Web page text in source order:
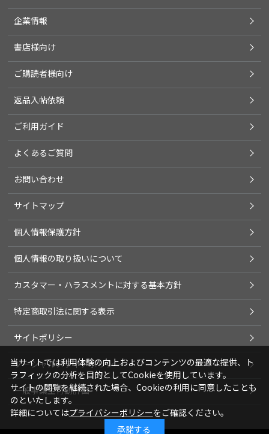
企業情報
書店様向け
ご購読者様向け
返品入帖依頼
ご利用ガイド
よくあるご質問
お問い合わせ
サイトマップ
個人情報保護方針
個人情報の取り扱いについて
カスタマー・ハラスメントに対する基本方針
特定商取引法に関する表示
サイトポリシー
ソーシャルメディアポリシー
一般事業主行動計画
当サイトでは利用体験の向上およびコンテンツの最適な提供、ト
ラフィックの分析を目的としてCookieを使用しています。
サイトの閲覧を継続された場合、Cookieの利用に同意したことも
のといたします。
詳細についてはプライバシーポリシーをご確認ください。
承諾する